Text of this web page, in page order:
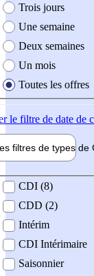
Trois jours
Une semaine
Deux semaines
Un mois
Toutes les offres
le filtre de date de
filtres de types de
contrat
CDI (8)
CDD (2)
Intérim
CDI Intérimaire
Saisonnier